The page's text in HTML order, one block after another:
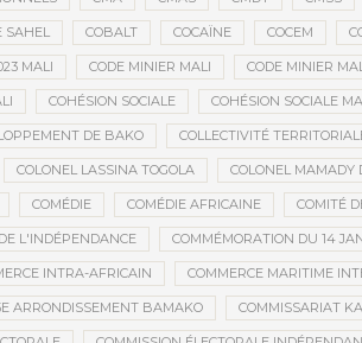
SAHEL COBALT COCAÏNE COCEM
MALI CODE MINIER MALI CODE MINIER
COHÉSION SOCIALE COHÉSION SOCIALE
DE BAKO COLLECTIVITÉ
COLONEL LASSINA TOGOLA COLONEL MAMADY
COMÉDIE COMÉDIE AFRICAINE COMITÉ
L'INDÉPENDANCE COMMÉMORATION DU 14
INTRA-AFRICAIN COMMERCE MARITIME
ARRONDISSEMENT BAMAKO COMMISSARIAT